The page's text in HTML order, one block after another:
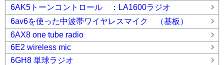
6AK5トーンコントロール ：LA1600ラジオ
6av6を使った中波帯ワイヤレスマイク （基板）
6AX8 one tube radio
6E2 wireless mic
6GH8 単球ラジオ